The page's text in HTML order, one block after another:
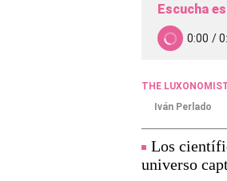
Escucha
THE
Iván Perlado
Los
universo